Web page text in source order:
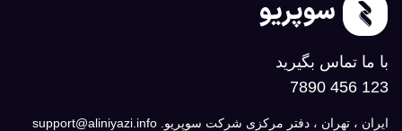
با ما تماس بگیرید
123 456 7890
ایران ، تهران ، دفتر مرکزی شرکت سوپریو. support@aliniyazi.info